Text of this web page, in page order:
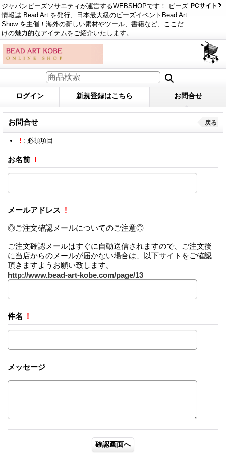
ジャパンビーズソサエティが運営するWEBSHOPです！ ビーズ
情報誌 Bead Art を発行、日本最大級のビーズイベントBead Art
Show を主催！海外の新しい素材やツール、書籍など、ここだ
けの魅力的なアイテムをご紹介いたします。
PCサイト
ログイン 新規登録はこちら お問合せ
お問合せ 戻る
! : 必須項目
お名前 !
メールアドレス !
◎ご注文確認メールについてのご注意◎
ご注文確認メールはすぐに自動送信されますので、ご注文後
に当店からのメールが届かない場合は、以下サイトをご確認
頂きますようお願い致します。
http://www.bead-art-kobe.com/page/13
件名 !
メッセージ